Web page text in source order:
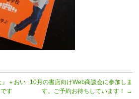
』＋おい
す
10月の書店向けWeb商談会に参加しま
す。ご予約お待ちしています！
→